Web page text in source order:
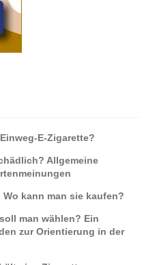
E-Zigarette?
Allgemeine
kann man sie kaufen?
man wählen? Ein
zur Orientierung in der